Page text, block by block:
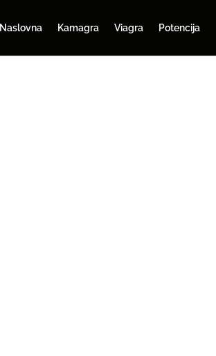
Naslovna Kamagra Viagra Potencija